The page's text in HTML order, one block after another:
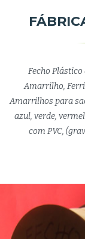
Fecho
Amarrilho,
Amarrilhos para
azul, verde,
com PVC,